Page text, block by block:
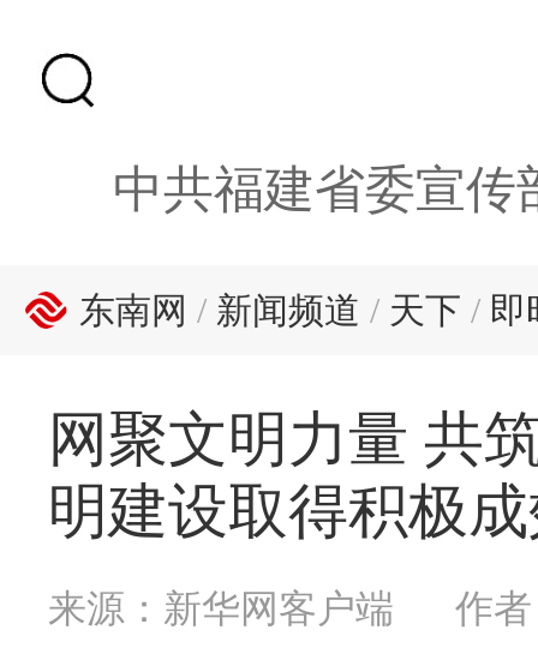
中共福建省委宣传
东南网 / 新闻频道 / 天下 / 即
网聚文明力量 共
明建设取得积极
来源：新华网客户端 作